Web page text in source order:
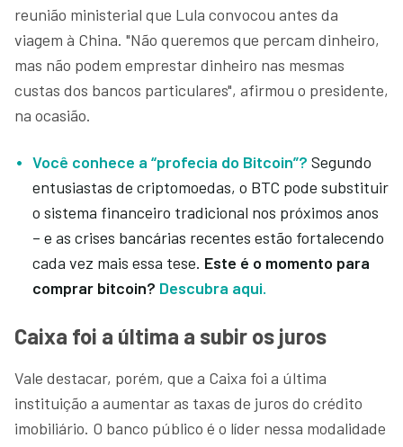
reunião ministerial que Lula convocou antes da
viagem à China. "Não queremos que percam dinheiro,
mas não podem emprestar dinheiro nas mesmas
custas dos bancos particulares", afirmou o presidente,
na ocasião.
Você conhece a “profecia do Bitcoin”? Segundo
entusiastas de criptomoedas, o BTC pode substituir
o sistema financeiro tradicional nos próximos anos
– e as crises bancárias recentes estão fortalecendo
cada vez mais essa tese. Este é o momento para
comprar bitcoin? Descubra aqui.
Caixa foi a última a subir os juros
Vale destacar, porém, que a Caixa foi a última
instituição a aumentar as taxas de juros do crédito
imobiliário. O banco público é o líder nessa modalidade